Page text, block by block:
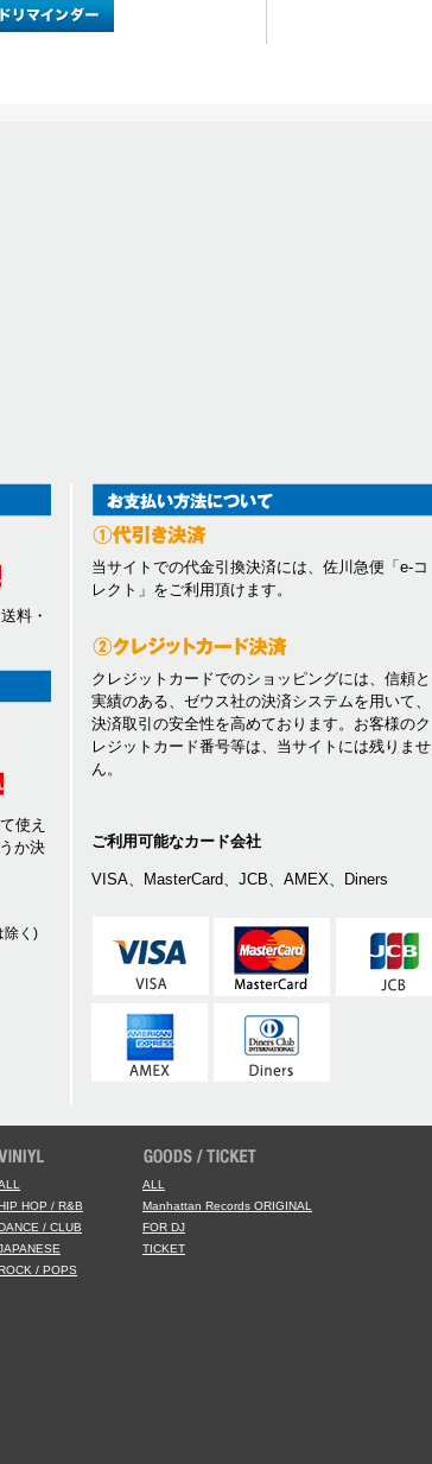
料・
使え
か決
除く)
当サイトでの代金引換決済には、佐川急便「e-コ
レクト」をご利用頂けます。
クレジットカードでのショッピングには、信頼と
実績のある、ゼウス社の決済システムを用いて、
決済取引の安全性を高めております。お客様のク
レジットカード番号等は、当サイトには残りませ
ん。
ご利用可能なカード会社
VISA、MasterCard、JCB、AMEX、Diners
HOP / R&B
/ CLUB
/ POPS
ALL
Manhattan Records ORIGINAL
FOR DJ
TICKET